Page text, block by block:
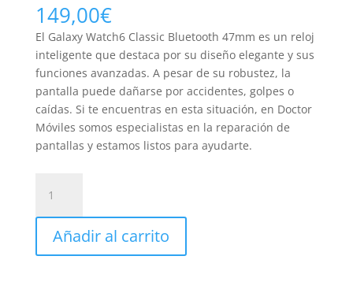
149,00€
El Galaxy Watch6 Classic Bluetooth 47mm es un reloj
inteligente que destaca por su diseño elegante y sus
funciones avanzadas. A pesar de su robustez, la
pantalla puede dañarse por accidentes, golpes o
caídas. Si te encuentras en esta situación, en Doctor
Móviles somos especialistas en la reparación de
pantallas y estamos listos para ayudarte.
Pantalla
Galaxy
Watch6
Classic
Añadir al carrito